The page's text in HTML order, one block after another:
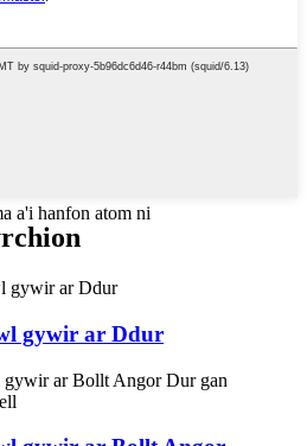
a'i hanfon atom ni
gywir ar Ddur